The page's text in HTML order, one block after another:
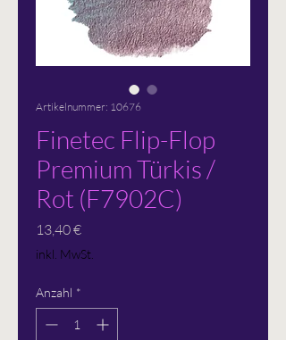
Artikelnummer: 10676
Finetec Flip-Flop
Premium Türkis /
Rot (F7902C)
13,40 €Preis
inkl. MwSt.
Anzahl *